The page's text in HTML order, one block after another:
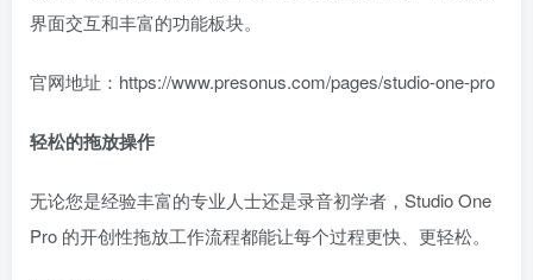
界面交互和丰富的功能板块。
官网地址：https://www.presonus.com/pages/studio-one-pro
轻松的拖放操作
无论您是经验丰富的专业人士还是录音初学者，Studio One
Pro 的开创性拖放工作流程都能让每个过程更快、更轻松。